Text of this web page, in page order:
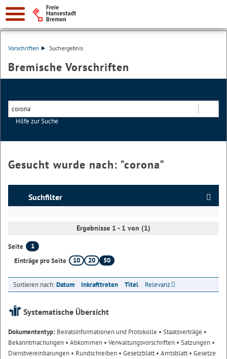
Vorschriften Suchergebnis
Bremische Vorschriften
Hilfe zur Suche
Gesucht wurde nach: "corona"
Suchfilter
Ergebnisse 1 - 1 von (1)
Seite
1
Einträge pro Seite
10 20 50
Sortieren nach:Datum Inkrafttreten Titel Relevanz
Systematische Übersicht
Dokumententyp: Beiratsinformationen und Protokolle • Staatsverträge •
Bekanntmachungen • Abkommen • Verwaltungsvorschriften • Satzungen •
Dienstvereinbarungen • Rundschreiben • Gesetzblatt• Amtsblatt• Gesetze